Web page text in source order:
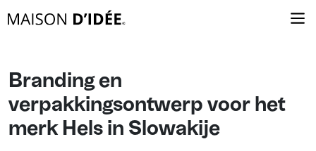
Branding en
verpakkingsontwerp voor het
merk Hels in Slowakije